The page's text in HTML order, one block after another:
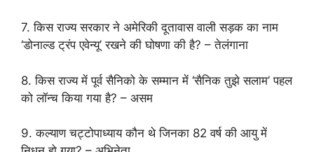
7. किस राज्य सरकार ने अमेरिकी दूतावास वाली सड़क का नाम
‘डोनाल्ड ट्रंप एवेन्यू’ रखने की घोषणा की है? – तेलंगाना
8. किस राज्य में पूर्व सैनिको के सम्मान में ‘सैनिक तुझे सलाम’ पहल
को लॉन्च किया गया है? – असम
9. कल्याण चट्टोपाध्याय कौन थे जिनका 82 वर्ष की आयु में